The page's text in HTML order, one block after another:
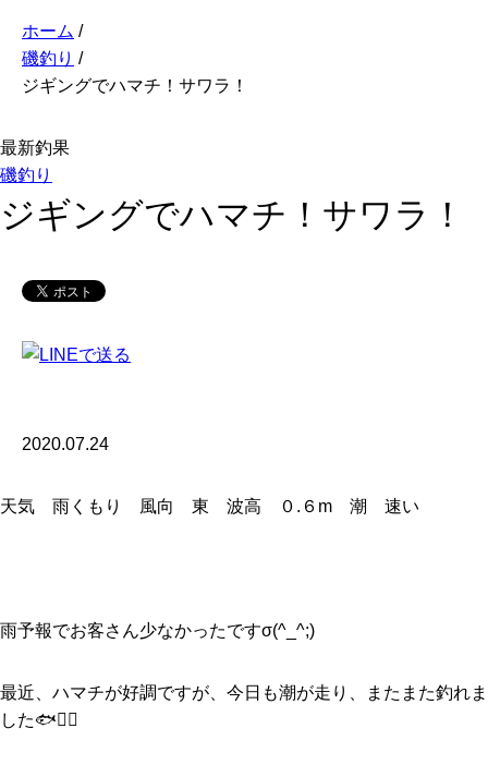
ホーム /
磯釣り /
ジギングでハマチ！サワラ！
最新釣果
磯釣り
ジギングでハマチ！サワラ！
2020.07.24
天気 雨くもり 風向 東 波高 ０.６m 潮 速い
雨予報でお客さん少なかったですσ(^_^;)
最近、ハマチが好調ですが、今日も潮が走り、またまた釣れま
した🐟🙆‍♂️